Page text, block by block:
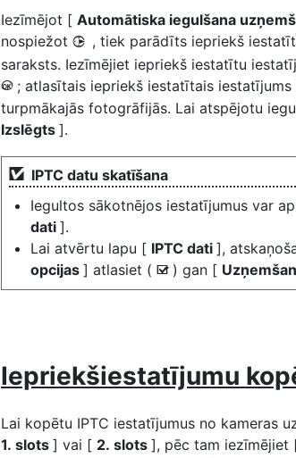
Iezīmējot [ Automātiska iegulšana
nospiežot 2 , tiek parādīts iepriekš
saraksts. Iezīmējiet iepriekš iestatītu
J ; atlasītais iepriekš iestatītais
turpmākajās fotogrāfijās. Lai atspējotu
Izslēgts ].
IPTC datu skatīšana
Iegultos sākotnējos iestatījumus var
dati ].
Lai atvērtu lapu [ IPTC dati ],
opcijas ] atlasiet ( M ) gan [
Iepriekšiestatījumu
Lai kopētu IPTC iestatījumus no kameras
1. slots ] vai [ 2. slots ], pēc tam iezīmējiet